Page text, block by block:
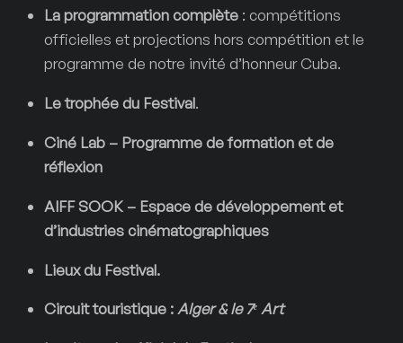
La programmation complète : compétitions
officielles et projections hors compétition et le
programme de notre invité d’honneur Cuba.
Le trophée du Festival.
Ciné Lab – Programme de formation et de
réflexion
AIFF SOOK – Espace de développement et
d’industries cinématographiques
Lieux du Festival.
Circuit touristique :Alger & le 7ᵉArt